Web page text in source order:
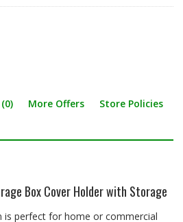
More Offers
Store Policies
Box Cover Holder with Storage
is perfect for home or commercial